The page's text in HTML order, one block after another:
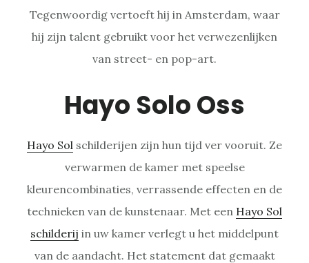
Tegenwoordig vertoeft hij in Amsterdam, waar
hij zijn talent gebruikt voor het verwezenlijken
van street- en pop-art.
Hayo Solo Oss
Hayo Sol schilderijen zijn hun tijd ver vooruit. Ze
verwarmen de kamer met speelse
kleurencombinaties, verrassende effecten en de
technieken van de kunstenaar. Met een Hayo Sol
schilderij in uw kamer verlegt u het middelpunt
van de aandacht. Het statement dat gemaakt